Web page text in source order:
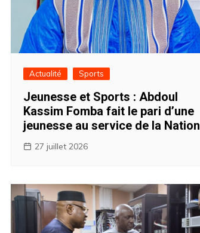
Actualité Sports
Jeunesse et Sports : Abdoul
Kassim Fomba fait le pari d’une
jeunesse au service de la Nation ‎
27 juillet 2026